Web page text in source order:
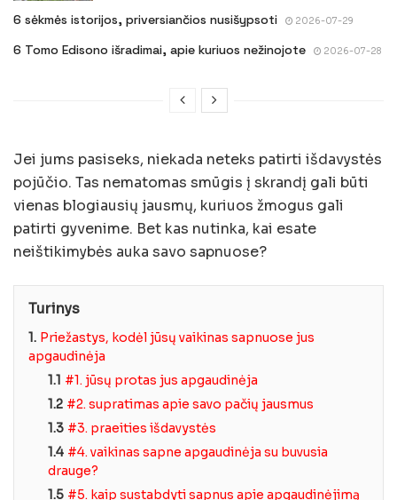
6 sėkmės istorijos, priversiančios nusišypsoti 2026-07-29
6 Tomo Edisono išradimai, apie kuriuos nežinojote 2026-07-28
Jei jums pasiseks, niekada neteks patirti išdavystės
pojūčio. Tas nematomas smūgis į skrandį gali būti
vienas blogiausių jausmų, kuriuos žmogus gali
patirti gyvenime. Bet kas nutinka, kai esate
neištikimybės auka savo sapnuose?
Turinys
1. Priežastys, kodėl jūsų vaikinas sapnuose jus
apgaudinėja
1.1 #1. jūsų protas jus apgaudinėja
1.2 #2. supratimas apie savo pačių jausmus
1.3 #3. praeities išdavystės
1.4 #4. vaikinas sapne apgaudinėja su buvusia
drauge?
1.5 #5. kaip sustabdyti sapnus apie apgaudinėjimą